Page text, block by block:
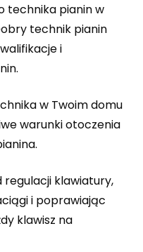
technika pianin w
technik pianin
i
w Twoim domu
warunki otoczenia
regulacji klawiatury,
i poprawiając
klawisz na